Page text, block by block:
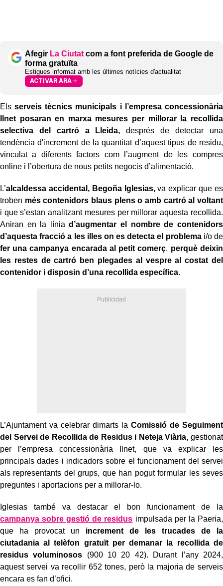
Afegir La Ciutat com a font preferida de Google de
forma gratuïta
Estigues informat amb les últimes notícies d'actualitat
ACTIVAR ARA
Elsserveis tècnics municipals i l’empresa concessionària
Ilnet posaran en marxa mesures per millorar la recollida
selectiva del cartró a Lleida, després de detectar una
tendència d'increment de la quantitat d’aquest tipus de residu,
vinculat a diferents factors com l’augment de les compres
online i l’obertura de nous petits negocis d’alimentació.
L’alcaldessa accidental, Begoña Iglesias,va explicar que es
troben més contenidors blaus plens o amb cartró al voltant
i que s’estan analitzant mesures per millorar aquesta recollida.
Aniran en la líniad’augmentar el nombre de contenidors
d’aquesta fracció a les illes on es detecta el problemai/o de
fer una campanya encarada al petit comerç, perquè deixin
les restes de cartró ben plegades al vespre al costat del
contenidor i disposin d’una recollida específica.
L’Ajuntament va celebrar dimarts la Comissió de Seguiment
del Servei de Recollida de Residus i Neteja Viària, gestionat
per l’empresa concessionària Ilnet, que va explicar les
principals dades i indicadors sobre el funcionament del servei
als representants del grups, que han pogut formular les seves
preguntes i aportacions per a millorar-lo.
Iglesias també va destacar el bon funcionament de la
campanya sobre gestió de residus impulsada per la Paeria,
que ha provocat un increment de les trucades de la
ciutadania al telèfon gratuït per demanar la recollida de
residus voluminosos (900 10 20 42). Durant l’any 2024,
aquest servei va recollir 652 tones, però la majoria de serveis
encara es fan d’ofici.